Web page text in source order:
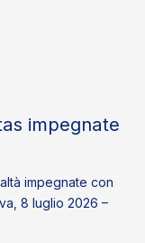
impegnate
impegnate con
8 luglio 2026 –